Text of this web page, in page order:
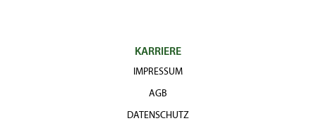
KARRIERE
IMPRESSUM
AGB
DATENSCHUTZ